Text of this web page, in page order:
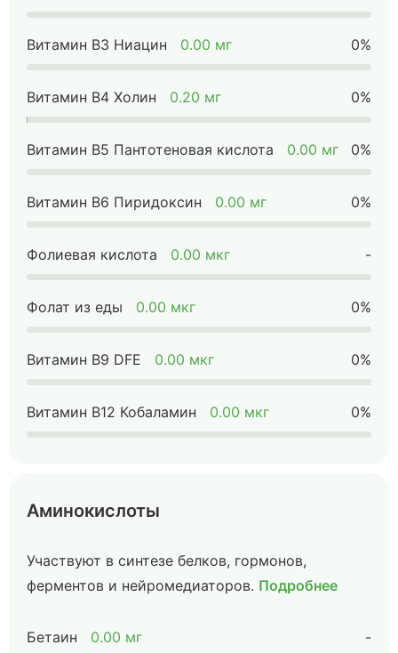
Витамин B3 Ниацин 0.00 мг 0%
Витамин B4 Холин 0.20 мг 0%
Витамин B5 Пантотеновая кислота 0.00 мг 0%
Витамин B6 Пиридоксин 0.00 мг 0%
Фолиевая кислота 0.00 мкг -
Фолат из еды 0.00 мкг 0%
Витамин B9 DFE 0.00 мкг 0%
Витамин B12 Кобаламин 0.00 мкг 0%
Аминокислоты
Участвуют в синтезе белков, гормонов,
ферментов и нейромедиаторов. Подробнее
Бетаин 0.00 мг -